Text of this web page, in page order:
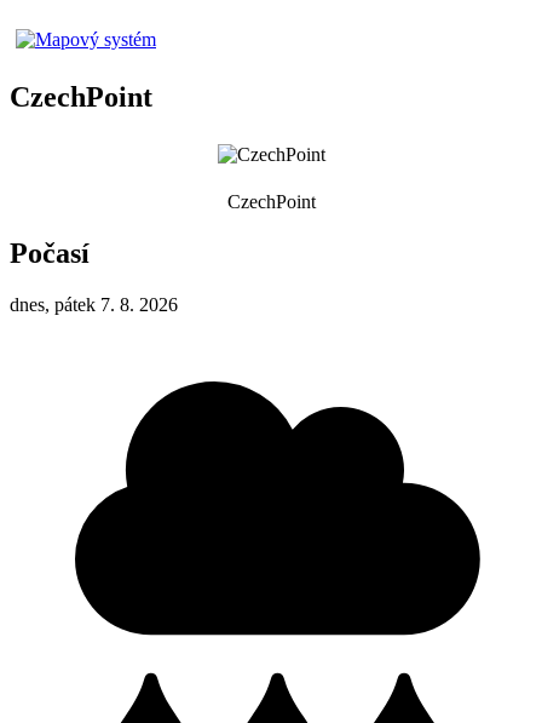
CzechPoint
CzechPoint
Počasí
dnes, pátek 7. 8. 2026